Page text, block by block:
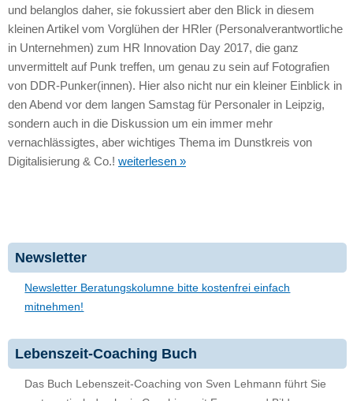
und belanglos daher, sie fokussiert aber den Blick in diesem
kleinen Artikel vom Vorglühen der HRler (Personalverantwortliche
in Unternehmen) zum HR Innovation Day 2017, die ganz
unvermittelt auf Punk treffen, um genau zu sein auf Fotografien
von DDR-Punker(innen). Hier also nicht nur ein kleiner Einblick in
den Abend vor dem langen Samstag für Personaler in Leipzig,
sondern auch in die Diskussion um ein immer mehr
vernachlässigtes, aber wichtiges Thema im Dunstkreis von
Digitalisierung & Co.! weiterlesen »
Newsletter
Newsletter Beratungskolumne bitte kostenfrei einfach
mitnehmen!
Lebenszeit-Coaching Buch
Das Buch Lebenszeit-Coaching von Sven Lehmann führt Sie